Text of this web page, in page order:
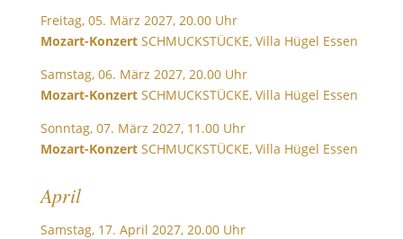
Freitag, 05. März 2027, 20.00 Uhr
Mozart-KonzertSCHMUCKSTÜCKE, Villa Hügel Essen
Samstag, 06. März 2027, 20.00 Uhr
Mozart-KonzertSCHMUCKSTÜCKE, Villa Hügel Essen
Sonntag, 07. März 2027, 11.00 Uhr
Mozart-KonzertSCHMUCKSTÜCKE, Villa Hügel Essen
April
Samstag, 17. April 2027, 20.00 Uhr